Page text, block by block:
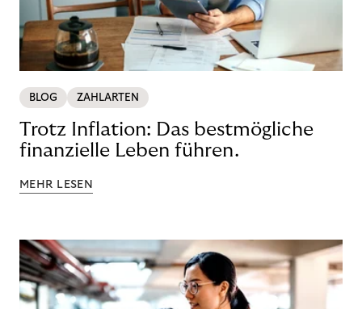
BLOG ZAHLARTEN
Trotz Inflation: Das bestmögliche
finanzielle Leben führen.
MEHR LESEN